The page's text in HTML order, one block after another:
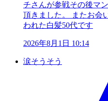
チさんが参戦その後マ
頂きました。 またお会
われた白髪50代です
2026年8月1日 10:14
涙そうそう